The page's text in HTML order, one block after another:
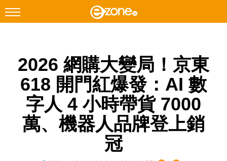
Facebook Instagram
科技焦點
網絡生活
遊戲動漫
2026 網購大變局！京東
618 開門紅爆發：AI 數
字人 4 小時帶貨 7000
萬、機器人品牌登上銷
冠